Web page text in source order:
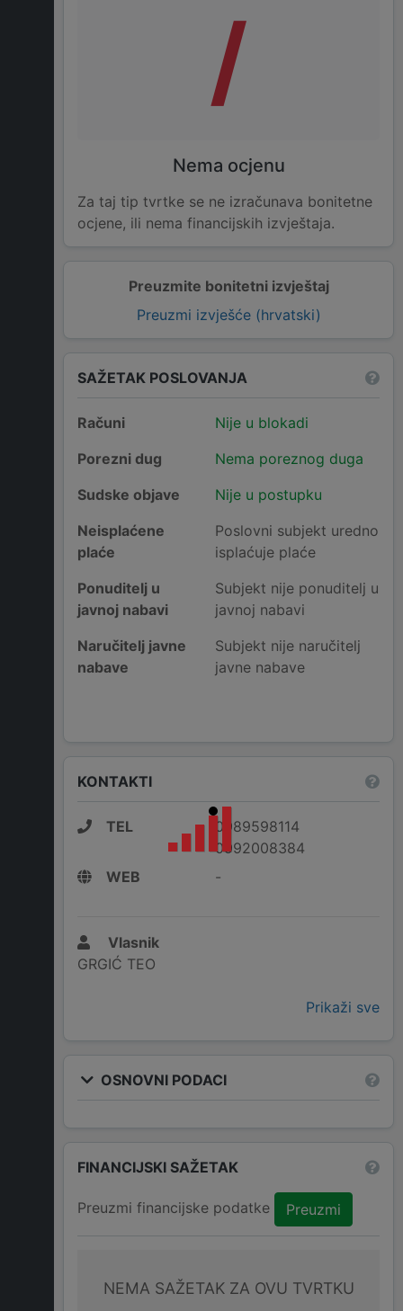
Preuzmite bonitetni izvještaj
Preuzmi izvješće (hrvatski)
/
Nema ocjenu
Za taj tip tvrtke se ne izračunava bonitetne
ocjene, ili nema financijskih izvještaja.
SAŽETAK POSLOVANJA
Računi
Nije u blokadi
Porezni dug
Nema poreznog duga
Sudske objave
Nije u postupku
Neisplaćene
plaće
Poslovni subjekt uredno
isplaćuje plaće
Ponuditelj u
javnoj nabavi
Subjekt nije ponuditelj u
javnoj nabavi
Naručitelj javne
nabave
Subjekt nije naručitelj
javne nabave
KONTAKTI
TEL
0989598114
0992008384
WEB
-
Vlasnik
GRGIĆ TEO
Prikaži sve
OSNOVNI PODACI
FINANCIJSKI SAŽETAK
Preuzmi financijske podatke Preuzmi
NEMA SAŽETAK ZA OVU TVRTKU